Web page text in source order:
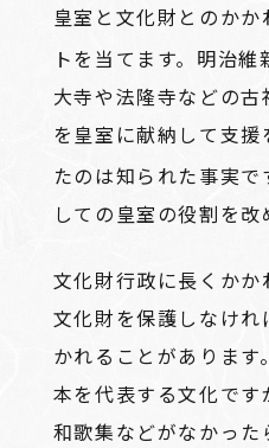
皇室と文化財とのか
トを当てます。明治維
大寺や法隆寺などの
を皇室に献納して支
たのは知られた事実で
しての皇室の役割を改
文化財行政に長くか
文化財を保護しなけ
かれることがあります
本を代表する文化で
和歌集などがなかっ